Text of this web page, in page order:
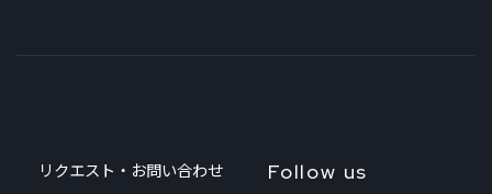
リクエスト・お問い合わせ Follow us